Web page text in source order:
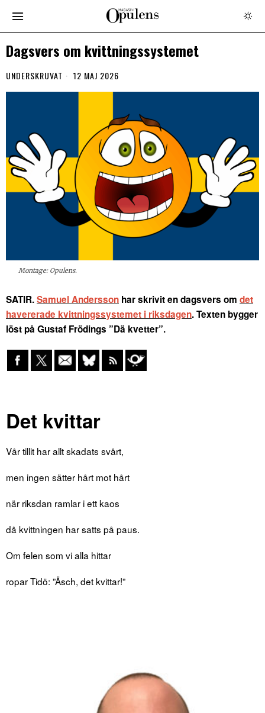
Dagsvers om kvittningssystemet
UNDERSKRUVAT 12 MAJ 2026
Montage: Opulens.
SATIR.Samuel Andersson har skrivit en dagsvers om det
havererade kvittningssystemet i riksdagen. Texten bygger
löst på Gustaf Frödings ”Dä kvetter”.
Det kvittar
Vår tillit har allt skadats svårt,
men ingen sätter hårt mot hårt
när riksdan ramlar i ett kaos
då kvittningen har satts på paus.
Om felen som vi alla hittar
ropar Tidö: ”Äsch, det kvittar!”